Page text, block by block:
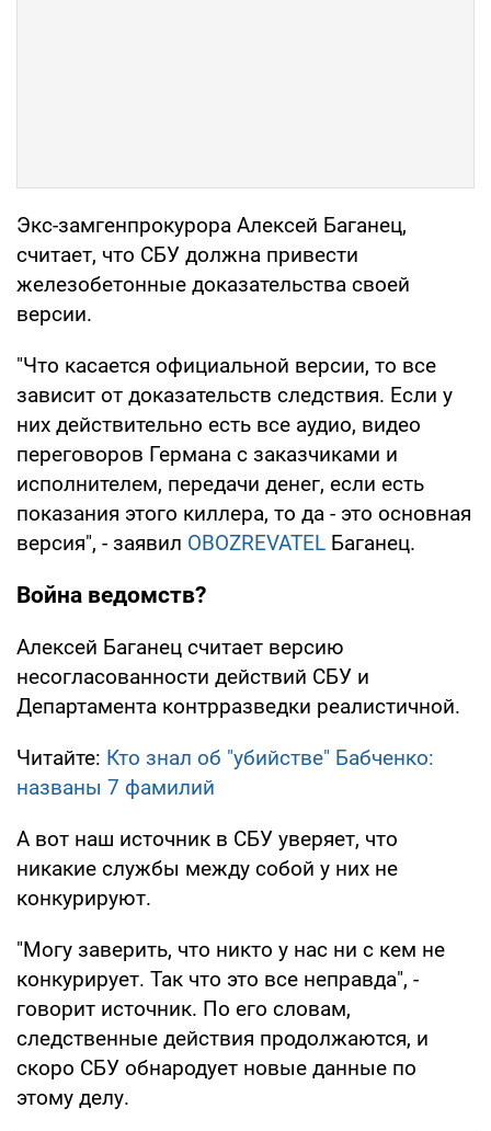
Экс-замгенпрокурора Алексей Баганец,
считает, что СБУ должна привести
железобетонные доказательства своей
версии.
"Что касается официальной версии, то все
зависит от доказательств следствия. Если у
них действительно есть все аудио, видео
переговоров Германа с заказчиками и
исполнителем, передачи денег, если есть
показания этого киллера, то да - это основная
версия", - заявил OBOZREVATEL Баганец.
Война ведомств?
Алексей Баганец считает версию
несогласованности действий СБУ и
Департамента контрразведки реалистичной.
Читайте: Кто знал об "убийстве" Бабченко:
названы 7 фамилий
А вот наш источник в СБУ уверяет, что
никакие службы между собой у них не
конкурируют.
"Могу заверить, что никто у нас ни с кем не
конкурирует. Так что это все неправда", -
говорит источник. По его словам,
следственные действия продолжаются, и
скоро СБУ обнародует новые данные по
этому делу.